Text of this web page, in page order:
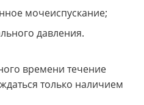
мочеиспускание;
давления.
времени течение
только наличием